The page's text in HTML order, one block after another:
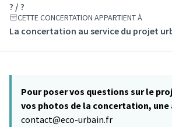
? / ?
CETTE CONCERTATION APPARTIENT À
La concertation au service du projet
Pour poser vos questions sur le
vos photos de la concertation, une
contact@eco-urbain.fr